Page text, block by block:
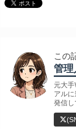
この
管理
元大
アル
発信